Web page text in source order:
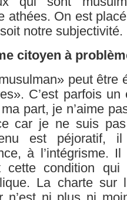
athées. On est
notre subjectivité.
citoyen à
peut être
C’est parfois un
part, je n’aime
car je ne suis
est péjoratif,
à l’intégrisme. Il
cette condition
La charte sur